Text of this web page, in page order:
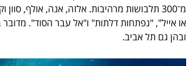
מ־300 תלבושות מרהיבות. אלזה, אנה, אולף,
או אייל", "נפתחות דלתות" ו"אל עבר הסוד".
ובהן גם תל אביב.